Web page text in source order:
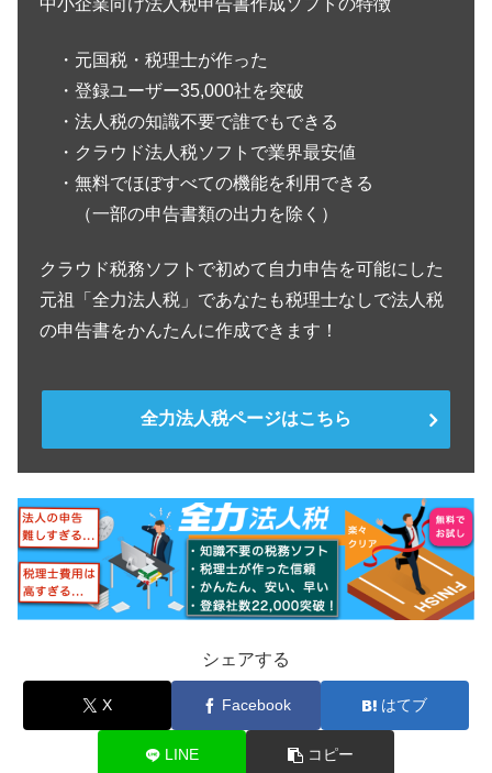
中小企業向け法人税申告書作成ソフトの特徴
・元国税・税理士が作った
・登録ユーザー35,000社を突破
・法人税の知識不要で誰でもできる
・クラウド法人税ソフトで業界最安値
・無料でほぼすべての機能を利用できる
（一部の申告書類の出力を除く）
クラウド税務ソフトで初めて自力申告を可能にした
元祖「全力法人税」であなたも税理士なしで法人税
の申告書をかんたんに作成できます！
全力法人税ページはこちら
シェアする
X Facebook はてブ
LINE コピー